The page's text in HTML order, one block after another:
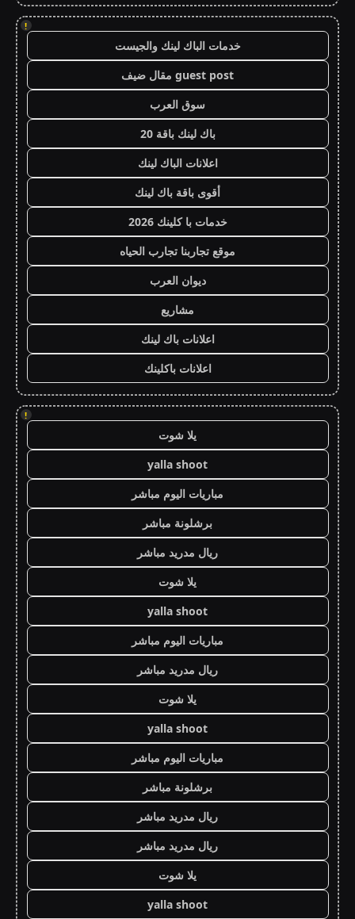
!
خدمات الباك لينك والجيست
guest post مقال ضيف
سوق العرب
باك لينك باقة 20
اعلانات الباك لينك
أقوى باقة باك لينك
خدمات با كلينك 2026
موقع تجاربنا تجارب الحياه
ديوان العرب
مشاريع
اعلانات باك لينك
اعلانات باكلينك
!
يلا شوت
yalla shoot
مباريات اليوم مباشر
برشلونة مباشر
ريال مدريد مباشر
يلا شوت
yalla shoot
مباريات اليوم مباشر
ريال مدريد مباشر
يلا شوت
yalla shoot
مباريات اليوم مباشر
برشلونة مباشر
ريال مدريد مباشر
ريال مدريد مباشر
يلا شوت
yalla shoot